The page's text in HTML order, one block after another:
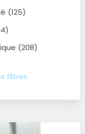
(125)
(208)
filtres